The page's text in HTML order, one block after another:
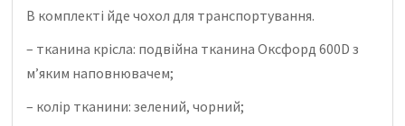
В комплекті йде чохол для транспортування.
– тканина крісла: подвійна тканина Оксфорд 600D з
м’яким наповнювачем;
– колір тканини: зелений, чорний;